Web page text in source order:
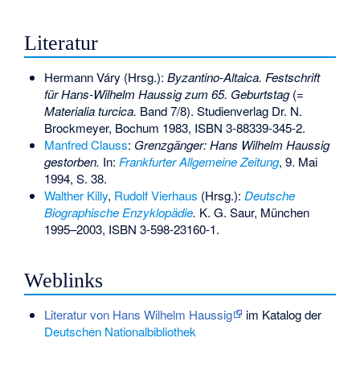
Literatur
Hermann Váry (Hrsg.): Byzantino-Altaica. Festschrift
für Hans-Wilhelm Haussig zum 65. Geburtstag(=
Materialia turcica. Band 7/8). Studienverlag Dr. N.
Brockmeyer, Bochum 1983, ISBN 3-88339-345-2.
Manfred Clauss: Grenzgänger: Hans Wilhelm Haussig
gestorben. In: Frankfurter Allgemeine Zeitung, 9. Mai
1994, S. 38.
Walther Killy, Rudolf Vierhaus (Hrsg.): Deutsche
Biographische Enzyklopädie. K. G. Saur, München
1995–2003, ISBN 3-598-23160-1.
Weblinks
Literatur von Hans Wilhelm Haussig
im Katalog der
Deutschen Nationalbibliothek